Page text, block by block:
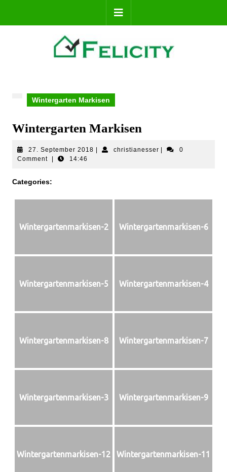
Wintergarten Markisen
Wintergarten Markisen
27. September 2018 christianesser
0
Comment
14:46
Categories:
Wintergartenmarkisen-2 Wintergartenmarkisen-6
Wintergartenmarkisen-5 Wintergartenmarkisen-4
Wintergartenmarkisen-8 Wintergartenmarkisen-7
Wintergartenmarkisen-3 Wintergartenmarkisen-9
Wintergartenmarkisen-12 Wintergartenmarkisen-11